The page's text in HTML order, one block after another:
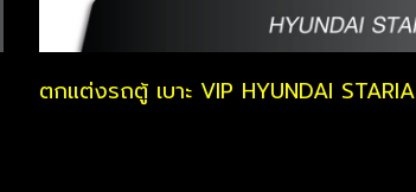
ตกแต่งรถตู้ เบาะ VIP HYUNDAI STARIA